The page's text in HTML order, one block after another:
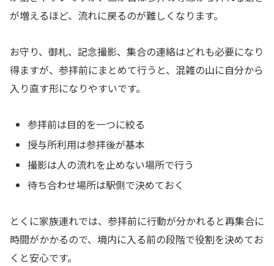
が増えるほど、流れに戻るのが難しくなります。
お守り、御札、記念撮影、集合の連絡はどれも必要になり
得ますが、参拝前にまとめて行うと、混雑の山に自分から
入り直す形になりやすいです。
参拝前は目的を一つに絞る
授与所利用は参拝後が基本
撮影は人の流れを止めない場所で行う
待ち合わせ場所は駅側で決めておく
とくに家族連れでは、参拝前に行動が分かれると再集合に
時間がかかるので、境内に入る前の段階で役割を決めてお
くと安心です。